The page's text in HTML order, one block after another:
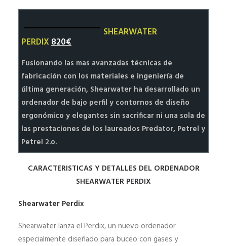
MI CUENTA | REGISTRO
SHEARWATER
PERDIX820€
Fusionando las mas avanzadas técnicas de
fabricación con los materiales e ingeniería de
última generación, Shearwater ha desarrollado un
ordenador de bajo perfil y contornos de diseño
ergonómico y elegantes sin sacrificar ni una sola de
las prestaciones de los laureados Predator, Petrel y
Petrel 2.o.
CARACTERISTICAS Y DETALLES DEL ORDENADOR
SHEARWATER PERDIX
Shearwater Perdix
Shearwater lanza el Perdix, un nuevo ordenador
especialmente diseñado para buceo con gases y